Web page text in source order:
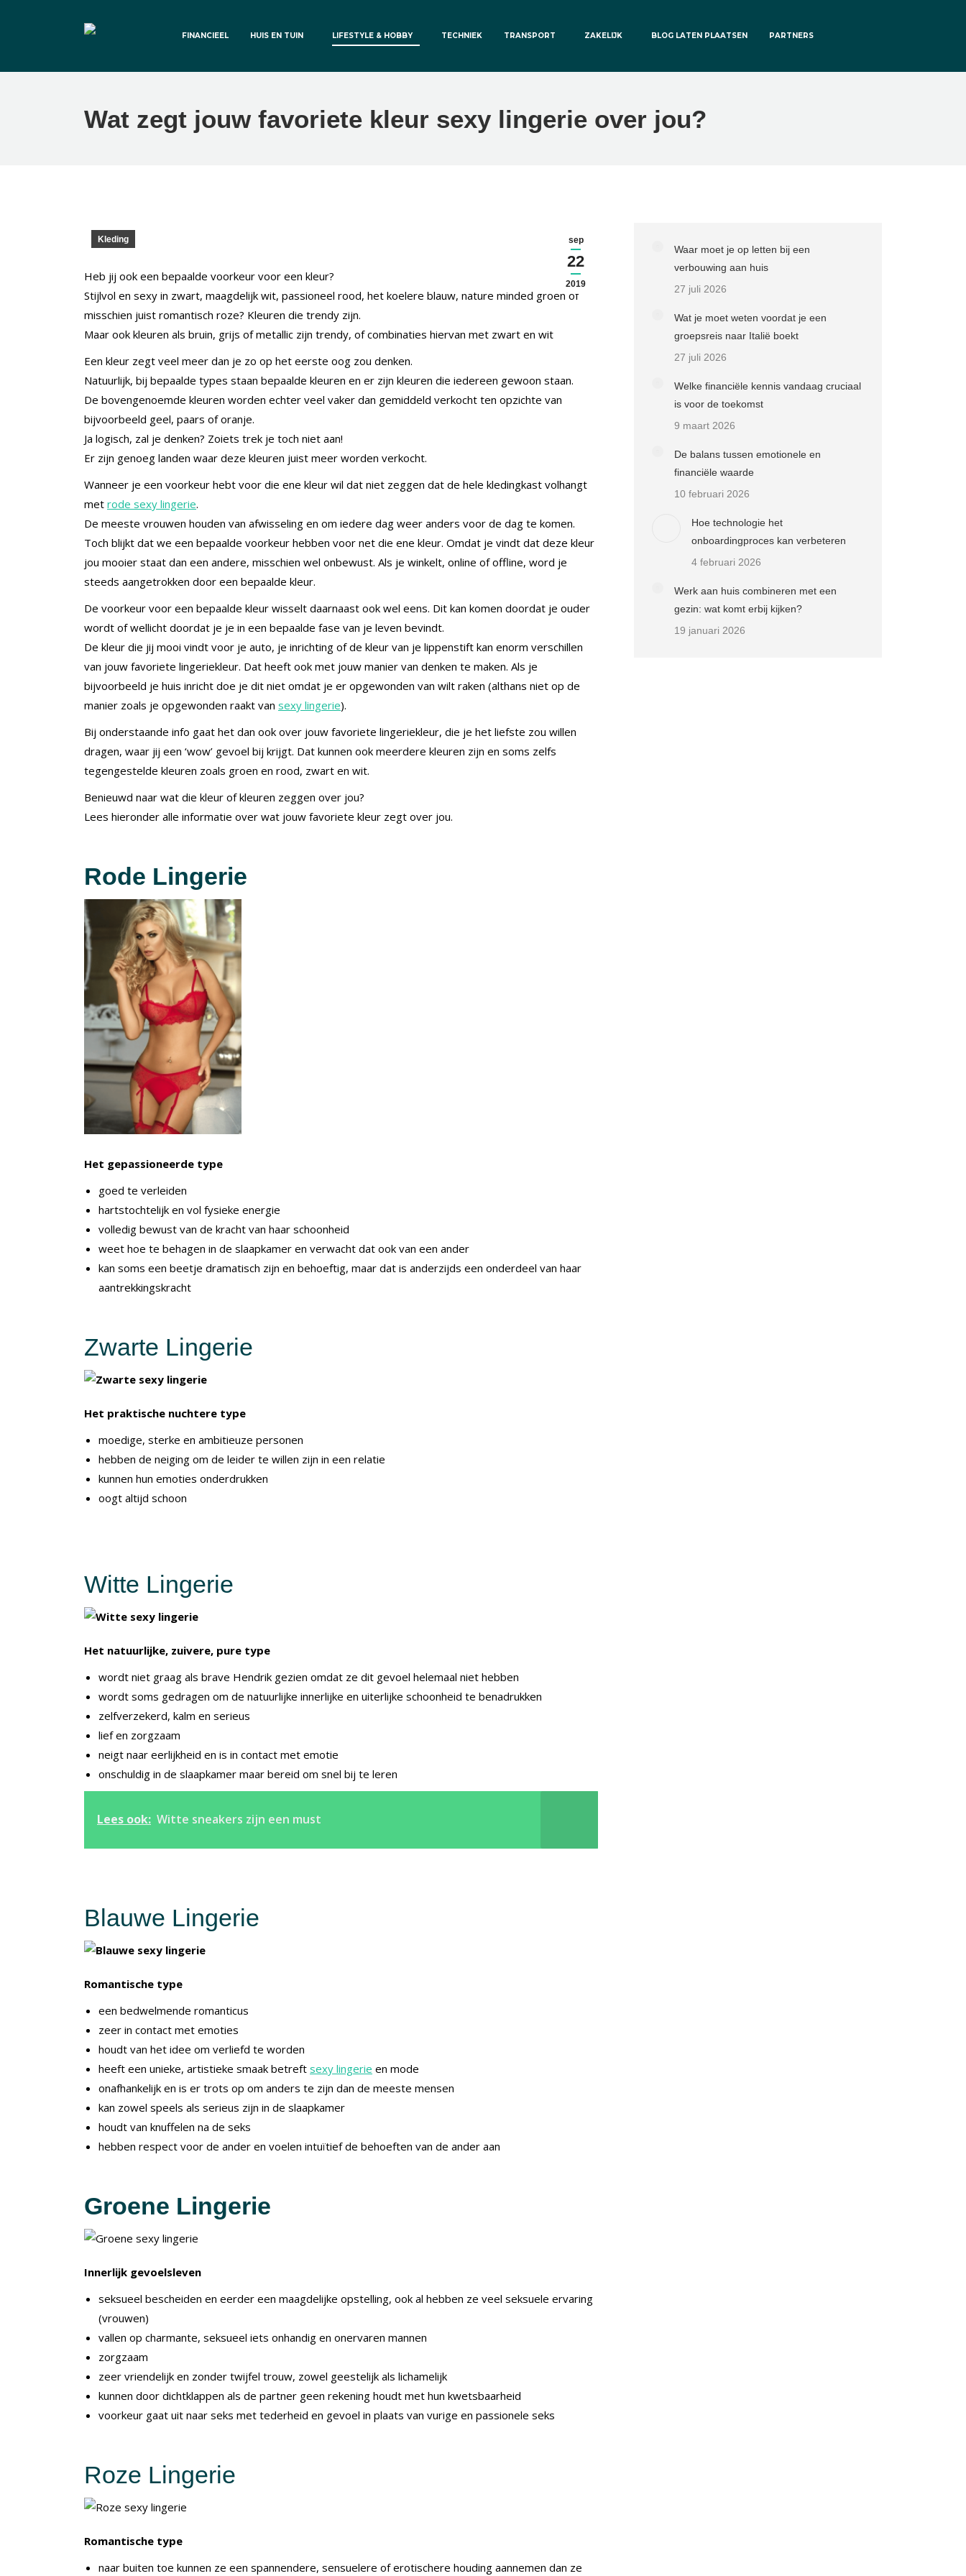
FINANCIEEL HUIS EN TUIN LIFESTYLE & HOBBY TECHNIEK TRANSPORT ZAKELIJK BLOG LATEN PLAATSEN PARTNERS
Wat zegt jouw favoriete kleur sexy lingerie over jou?
sep
22
2019
Kleding
Heb jij ook een bepaalde voorkeur voor een kleur?
Stijlvol en sexy in zwart, maagdelijk wit, passioneel rood, het koelere blauw, nature minded groen of
misschien juist romantisch roze? Kleuren die trendy zijn.
Maar ook kleuren als bruin, grijs of metallic zijn trendy, of combinaties hiervan met zwart en wit
Een kleur zegt veel meer dan je zo op het eerste oog zou denken.
Natuurlijk, bij bepaalde types staan bepaalde kleuren en er zijn kleuren die iedereen gewoon staan.
De bovengenoemde kleuren worden echter veel vaker dan gemiddeld verkocht ten opzichte van
bijvoorbeeld geel, paars of oranje.
Ja logisch, zal je denken? Zoiets trek je toch niet aan!
Er zijn genoeg landen waar deze kleuren juist meer worden verkocht.
Wanneer je een voorkeur hebt voor die ene kleur wil dat niet zeggen dat de hele kledingkast volhangt
met rode sexy lingerie.
De meeste vrouwen houden van afwisseling en om iedere dag weer anders voor de dag te komen.
Toch blijkt dat we een bepaalde voorkeur hebben voor net die ene kleur. Omdat je vindt dat deze kleur
jou mooier staat dan een andere, misschien wel onbewust. Als je winkelt, online of offline, word je
steeds aangetrokken door een bepaalde kleur.
De voorkeur voor een bepaalde kleur wisselt daarnaast ook wel eens. Dit kan komen doordat je ouder
wordt of wellicht doordat je je in een bepaalde fase van je leven bevindt.
De kleur die jij mooi vindt voor je auto, je inrichting of de kleur van je lippenstift kan enorm verschillen
van jouw favoriete lingeriekleur. Dat heeft ook met jouw manier van denken te maken. Als je
bijvoorbeeld je huis inricht doe je dit niet omdat je er opgewonden van wilt raken (althans niet op de
manier zoals je opgewonden raakt van sexy lingerie).
Bij onderstaande info gaat het dan ook over jouw favoriete lingeriekleur, die je het liefste zou willen
dragen, waar jij een ‘wow’ gevoel bij krijgt. Dat kunnen ook meerdere kleuren zijn en soms zelfs
tegengestelde kleuren zoals groen en rood, zwart en wit.
Benieuwd naar wat die kleur of kleuren zeggen over jou?
Lees hieronder alle informatie over wat jouw favoriete kleur zegt over jou.
Rode Lingerie
Het gepassioneerde type
goed te verleiden
hartstochtelijk en vol fysieke energie
volledig bewust van de kracht van haar schoonheid
weet hoe te behagen in de slaapkamer en verwacht dat ook van een ander
kan soms een beetje dramatisch zijn en behoeftig, maar dat is anderzijds een onderdeel van haar
aantrekkingskracht
Zwarte Lingerie
Het praktische nuchtere type
moedige, sterke en ambitieuze personen
hebben de neiging om de leider te willen zijn in een relatie
kunnen hun emoties onderdrukken
oogt altijd schoon
Witte Lingerie
Het natuurlijke, zuivere, pure type
wordt niet graag als brave Hendrik gezien omdat ze dit gevoel helemaal niet hebben
wordt soms gedragen om de natuurlijke innerlijke en uiterlijke schoonheid te benadrukken
zelfverzekerd, kalm en serieus
lief en zorgzaam
neigt naar eerlijkheid en is in contact met emotie
onschuldig in de slaapkamer maar bereid om snel bij te leren
Lees ook: Witte sneakers zijn een must
Blauwe Lingerie
Romantische type
een bedwelmende romanticus
zeer in contact met emoties
houdt van het idee om verliefd te worden
heeft een unieke, artistieke smaak betreft sexy lingerie en mode
onafhankelijk en is er trots op om anders te zijn dan de meeste mensen
kan zowel speels als serieus zijn in de slaapkamer
houdt van knuffelen na de seks
hebben respect voor de ander en voelen intuïtief de behoeften van de ander aan
Groene Lingerie
Innerlijk gevoelsleven
seksueel bescheiden en eerder een maagdelijke opstelling, ook al hebben ze veel seksuele ervaring
(vrouwen)
vallen op charmante, seksueel iets onhandig en onervaren mannen
zorgzaam
zeer vriendelijk en zonder twijfel trouw, zowel geestelijk als lichamelijk
kunnen door dichtklappen als de partner geen rekening houdt met hun kwetsbaarheid
voorkeur gaat uit naar seks met tederheid en gevoel in plaats van vurige en passionele seks
Roze Lingerie
Romantische type
naar buiten toe kunnen ze een spannendere, sensuelere of erotischere houding aannemen dan ze
Waar moet je op letten bij een
verbouwing aan huis
27 juli 2026
Wat je moet weten voordat je een
groepsreis naar Italië boekt
27 juli 2026
Welke financiële kennis vandaag cruciaal
is voor de toekomst
9 maart 2026
De balans tussen emotionele en
financiële waarde
10 februari 2026
Hoe technologie het
onboardingproces kan verbeteren
4 februari 2026
Werk aan huis combineren met een
gezin: wat komt erbij kijken?
19 januari 2026